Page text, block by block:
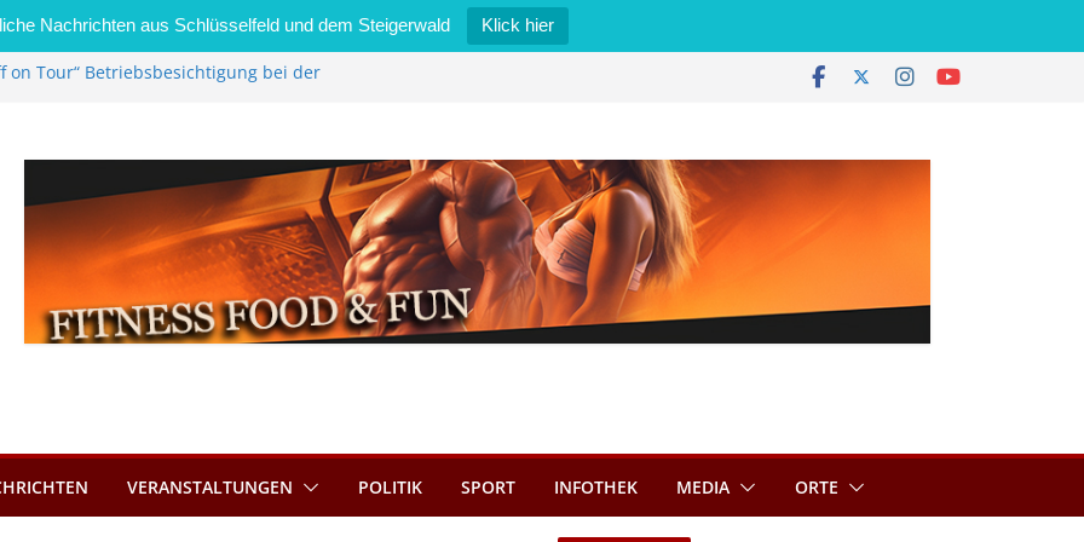
Nachrichten aus Schlüsselfeld und dem Steigerwald Klick hier
on Tour“ Betriebsbesichtigung bei der
bietet Online-Anmeldung für
an
im Wert von 600 Euro
VERANSTALTUNGEN POLITIK SPORT INFOTHEK MEDIA ORTE